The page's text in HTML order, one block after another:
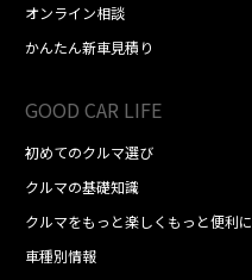
オンライン相談
かんたん新車見積り
GOOD CAR LIFE
初めてのクルマ選び
クルマの基礎知識
クルマをもっと楽しくもっと便利に
車種別情報